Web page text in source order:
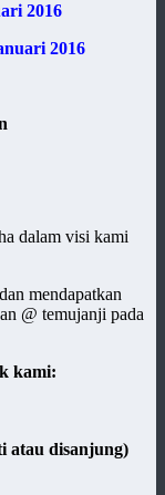
2016
2016
dalam visi kami
mendapatkan
@ temujanji pada
kami:
atau disanjung)